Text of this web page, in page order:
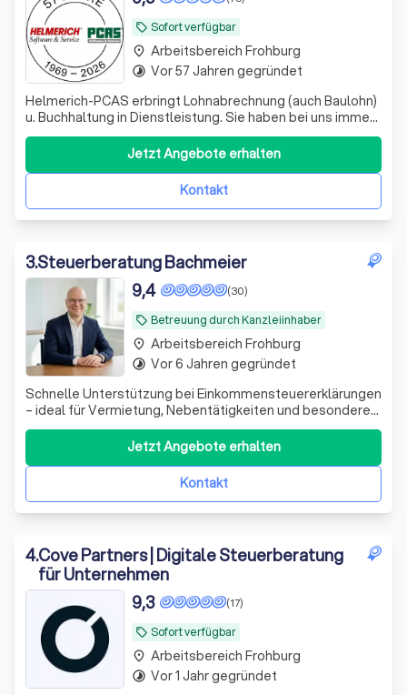
local_offer Sofort verfügbar
Helmerich-PCAS erbringt Lohnabrechnung (auch Baulohn)
u. Buchhaltung in Dienstleistung. Sie haben bei uns immer
einen festen Ansprechpartner, den Sie per Telefon,
Telefax oder eMail erreichen können.
Kontakt
Jetzt Angebote erhalten
place Arbeitsbereich Frohburg
timelapse Vor 57 Jahren gegründet
3.Steuerberatung Bachmeier
local_offer Betreuung durch Kanzleiinhaber
(30)
9,4
Schnelle Unterstützung bei Einkommensteuererklärungen
– ideal für Vermietung, Nebentätigkeiten und besondere
private Situationen. Persönlich und unkompliziert.
Kontakt
Jetzt Angebote erhalten
place Arbeitsbereich Frohburg
timelapse Vor 6 Jahren gegründet
4.Cove Partners | Digitale Steuerberatung
für Unternehmen
local_offer Sofort verfügbar
(17)
9,3
place Arbeitsbereich Frohburg
timelapse Vor 1 Jahr gegründet